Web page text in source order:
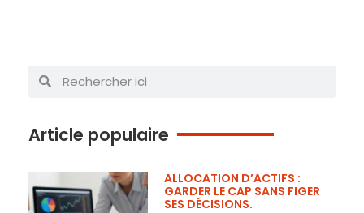
Article populaire
ALLOCATION D’ACTIFS :
GARDER LE CAP SANS FIGER
SES DÉCISIONS.